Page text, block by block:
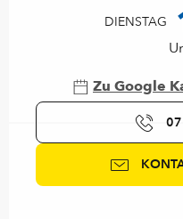
DIENSTAG
Zu Google